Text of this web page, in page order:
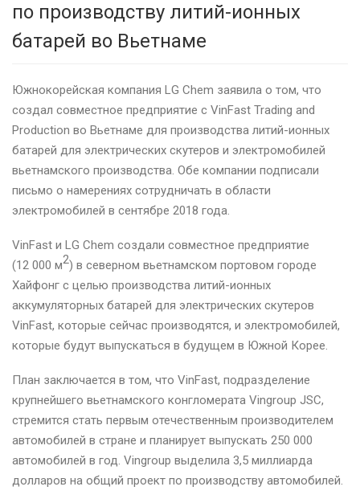
по производству литий-ионных
батарей во Вьетнаме
Южнокорейская компания LG Chem заявила о том, что
создал совместное предприятие с VinFast Trading and
Production во Вьетнаме для производства литий-ионных
батарей для электрических скутеров и электромобилей
вьетнамского производства. Обе компании подписали
письмо о намерениях сотрудничать в области
электромобилей в сентябре 2018 года.
VinFast и LG Chem создали совместное предприятие
(12 000 м2) в северном вьетнамском портовом городе
Хайфонг с целью производства литий-ионных
аккумуляторных батарей для электрических скутеров
VinFast, которые сейчас производятся, и электромобилей,
которые будут выпускаться в будущем в Южной Корее.
План заключается в том, что VinFast, подразделение
крупнейшего вьетнамского конгломерата Vingroup JSC,
стремится стать первым отечественным производителем
автомобилей в стране и планирует выпускать 250 000
автомобилей в год. Vingroup выделила 3,5 миллиарда
долларов на общий проект по производству автомобилей.